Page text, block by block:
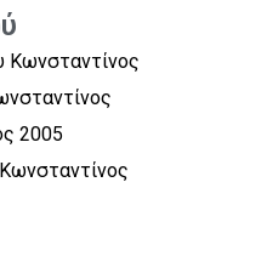
Κωνσταντίνος
2005